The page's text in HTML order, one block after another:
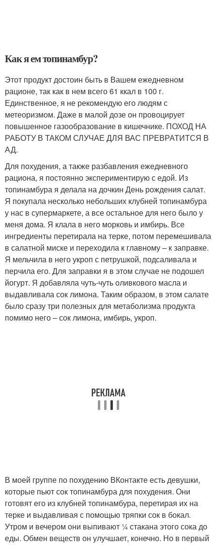
Как я ем топинамбур?
Этот продукт достоин быть в Вашем ежедневном
рационе, так как в нем всего 61 ккал в 100 г.
Единственное, я не рекомендую его людям с
метеоризмом. Даже в малой дозе он провоцирует
повышенное газообразование в кишечнике. ПОХОД НА
РАБОТУ В ТАКОМ СЛУЧАЕ ДЛЯ ВАС ПРЕВРАТИТСЯ В
АД.
Для похудения, а также разбавления ежедневного
рациона, я постоянно экспериментирую с едой. Из
топинамбура я делала на дочкин День рождения салат.
Я покупала несколько небольших клубней топинамбура
у нас в супермаркете, а все остальное для него было у
меня дома. Я клала в него морковь и имбирь. Все
ингредиенты перетирала на терке, потом перемешивала
в салатной миске и переходила к главному – к заправке.
Я мельчила в него укроп с петрушкой, подсаливала и
перчила его. Для заправки я в этом случае не подошел
йогурт. Я добавляла чуть-чуть оливкового масла и
выдавливала сок лимона. Таким образом, в этом салате
было сразу три полезных для метаболизма продукта
помимо него – сок лимона, имбирь, укроп.
В моей группе по похудению ВКонтакте есть девушки,
которые пьют сок топинамбура для похудения. Они
готовят его из клубней топинамбура, перетирая их на
терке и выдавливая с помощью тряпки сок в бокал.
Утром и вечером они выпивают ¼ стакана этого сока до
еды. Обмен веществ он улучшает, конечно. Но в первый